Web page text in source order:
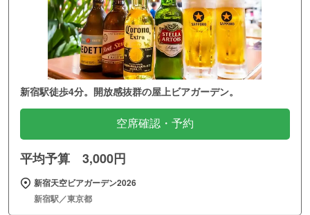
新宿駅徒歩4分。開放感抜群の屋上ビアガーデン。
空席確認・予約
平均予算 3,000円
新宿天空ビアガーデン2026
新宿駅／東京都